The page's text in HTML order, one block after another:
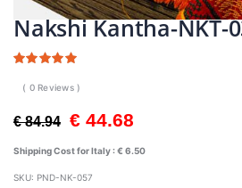
Nakshi Kantha-NKT-
( 0 Reviews )
€ 84.94 € 44.68
Shipping Cost for Italy :€ 6.50
SKU: PND-NK-057